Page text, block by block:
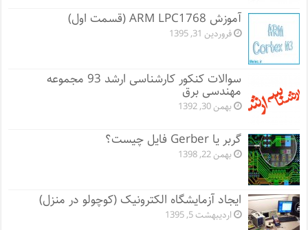
آموزش ARM LPC1768 (قسمت اول)
فروردین 31, 1395
سوالات کنکور کارشناسی ارشد 93 مجموعه
مهندسی برق
بهمن 30, 1392
گربر یا Gerber فایل چیست؟
بهمن 22, 1398
ایجاد آزمایشگاه الکترونیک (کوچولو در منزل)
اردیبهشت 5, 1395